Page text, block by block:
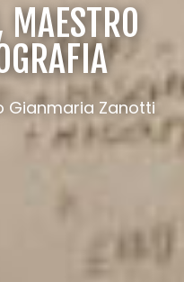
Gianmaria Zanotti